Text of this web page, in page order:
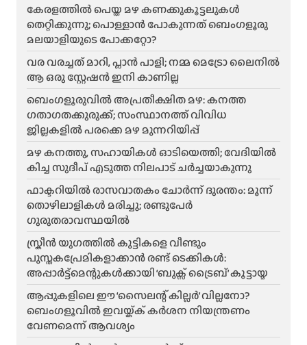
കേരളത്തിൽ പെയ്ത മഴ കണക്കുകൂട്ടലുകൾ
തെറ്റിക്കുന്നു; പൊള്ളാൻ പോകുന്നത് ബെംഗളൂരു
മലയാളിയുടെ പോക്കറ്റോ?
വര വരച്ചത് മാറി, പ്ലാൻ പാളി; നമ്മ മെട്രോ ലൈനിൽ
ആ ഒരു സ്റ്റേഷൻ ഇനി കാണില്ല
ബെംഗളൂരുവിൽ അപ്രതീക്ഷിത മഴ: കനത്ത
ഗതാഗതക്കുരുക്ക്; സംസ്ഥാനത്ത് വിവിധ
ജില്ലകളിൽ പരക്കെ മഴ മുന്നറിയിപ്പ്
മഴ കനത്തു, സഹായികൾ ഓടിയെത്തി; വേദിയിൽ
കിച്ച സുദീപ് എടുത്ത നിലപാട് ചർച്ചയാകുന്നു
ഫാക്ടറിയിൽ രാസവാതകം ചോർന്ന് ദുരന്തം: മൂന്ന്
തൊഴിലാളികൾ മരിച്ചു; രണ്ടുപേർ
ഗുരുതരാവസ്ഥയിൽ
സ്ക്രീൻ യുഗത്തിൽ കുട്ടികളെ വീണ്ടും
പുസ്തകപ്രേമികളാക്കാൻ രണ്ട് ടെക്കികൾ:
അപ്പാർട്ട്മെന്റുകൾക്കായി ‘ബുക്സ് ട്രൈബ്’ കൂട്ടായ്മ
ആപ്പുകളിലെ ഈ ‘സൈലന്റ് കില്ലർ’ വില്ലനോ?
ബെംഗളൂവിൽ ഇവയ്ക്ക് കർശന നിയന്ത്രണം
വേണമെന്ന് ആവശ്യം